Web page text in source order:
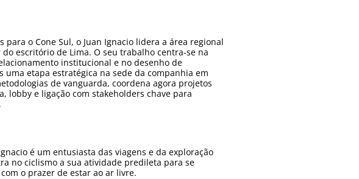
para o Cone Sul, o Juan Ignacio lidera a área regional
escritório de Lima. O seu trabalho centra-se na
institucional e no desenho de
uma etapa estratégica na sede da companhia em
de vanguarda, coordena agora projetos
lobby e ligação com stakeholders chave para
é um entusiasta das viagens e da exploração
no ciclismo a sua atividade predileta para se
o prazer de estar ao ar livre.